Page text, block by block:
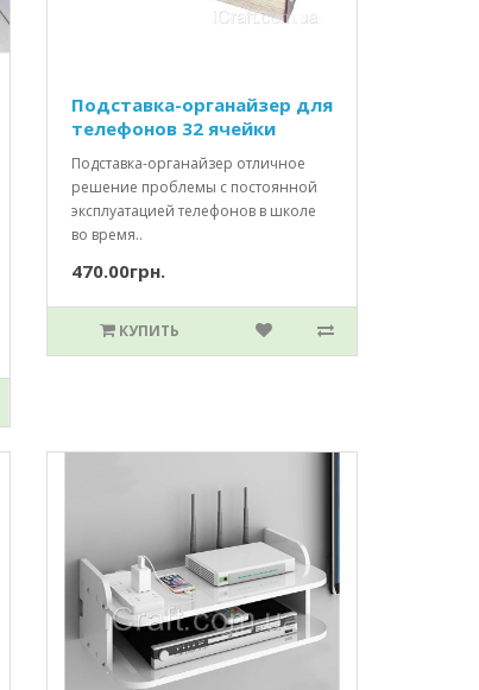
Подставка-органайзер для
телефонов 32 ячейки
Подставка-органайзер отличное
решение проблемы с постоянной
эксплуатацией телефонов в школе
во время..
470.00грн.
КУПИТЬ